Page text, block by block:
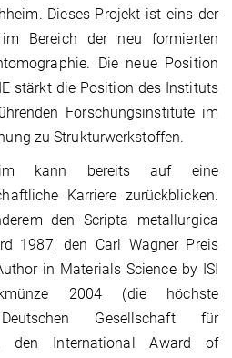
Dieses Projekt ist eins der
Bereich der neu formierten
Die neue Position
stärkt die Position des Instituts
Forschungsinstitute im
zu Strukturwerkstoffen.
kann bereits auf eine
Karriere zurückblicken.
den Scripta metallurgica
1987, den Carl Wagner Preis
in Materials Science by ISI
2004 (die höchste
Gesellschaft für
den International Award of